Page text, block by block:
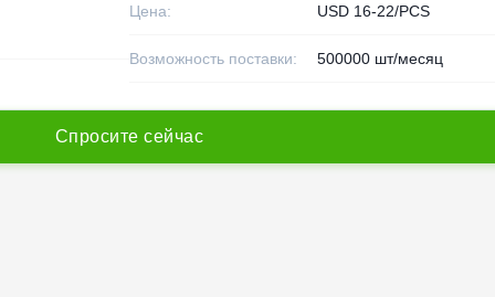
Цена: USD 16-22/PCS
Возможность поставки: 500000 шт/месяц
Спросите сейчас